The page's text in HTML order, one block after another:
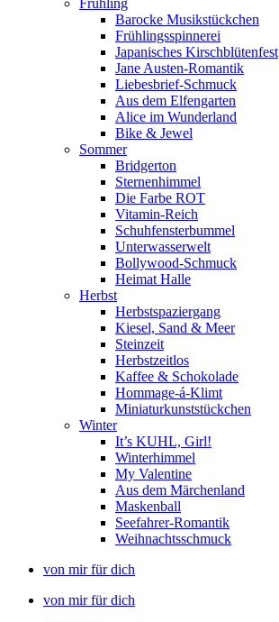
Frühling
Barocke Musikstückchen
Frühlingsspinnerei
Japanisches Kirschblütenfest
Jane Austen-Romantik
Liebesbrief-Schmuck
Aus dem Elfengarten
Alice im Wunderland
Bike & Jewel
Sommer
Bridgerton
Sternenhimmel
Die Farbe ROT
Vitamin-Reich
Schuhfensterbummel
Unterwasserwelt
Bollywood-Schmuck
Heimat Halle
Herbst
Herbstspaziergang
Kiesel, Sand & Meer
Steinzeit
Herbstzeitlos
Kaffee & Schokolade
Hommage-á-Klimt
Miniaturkunststückchen
Winter
It’s KUHL, Girl!
Winterhimmel
My Valentine
Aus dem Märchenland
Maskenball
Seefahrer-Romantik
Weihnachtsschmuck
von mir für dich
von mir für dich